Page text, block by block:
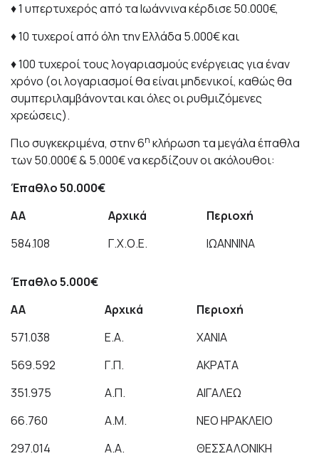
♦ 1 υπερτυχερός από τα Ιωάννινα κέρδισε 50.000€,
♦ 10 τυχεροί από όλη την Ελλάδα 5.000€ και
♦ 100 τυχεροί τους λογαριασμούς ενέργειας για έναν
χρόνο (οι λογαριασμοί θα είναι μηδενικοί, καθώς θα
συμπεριλαμβάνονται και όλες οι ρυθμιζόμενες
χρεώσεις).
Πιο συγκεκριμένα, στην 6η κλήρωση τα μεγάλα έπαθλα
των 50.000€ & 5.000€ να κερδίζουν οι ακόλουθοι:
Έπαθλο 50.000€
ΑΑ
Αρχικά Περιοχή
584.108
Γ.Χ.Ο.Ε. ΙΩΑΝΝΙΝΑ
Έπαθλο 5.000€
ΑΑ
Αρχικά
Περιοχή
571.038
Ε.Α.
ΧΑΝΙΑ
569.592
Γ.Π.
ΑΚΡΑΤΑ
351.975
Α.Π.
ΑΙΓΑΛΕΩ
66.760
Α.Μ.
ΝΕΟ ΗΡΑΚΛΕΙΟ
297.014
Α.Α.
ΘΕΣΣΑΛΟΝΙΚΗ